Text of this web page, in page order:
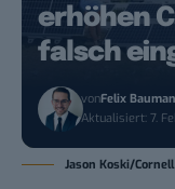
erhöhen
falsch
vonFelix
Aktualisiert: 7.
Jason Koski/